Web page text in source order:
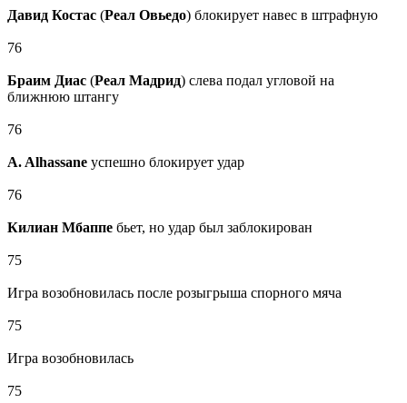
Давид Костас (Реал Овьедо) блокирует навес в штрафную
76
Браим Диас (Реал Мадрид) слева подал угловой на
ближнюю штангу
76
A. Alhassane успешно блокирует удар
76
Килиан Мбаппе бьет, но удар был заблокирован
75
Игра возобновилась после розыгрыша спорного мяча
75
Игра возобновилась
75